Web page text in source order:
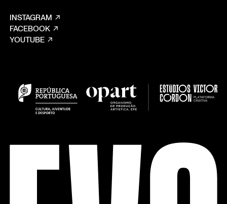
INSTAGRAM
FACEBOOK
YOUTUBE